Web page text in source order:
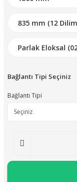
Bağlantı Tipi Seçiniz
Bağlantı Tipi